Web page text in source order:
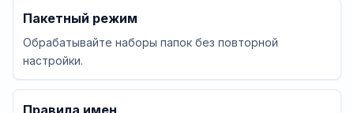
Пакетный режим
Обрабатывайте наборы папок без повторной
настройки.
Правила имен